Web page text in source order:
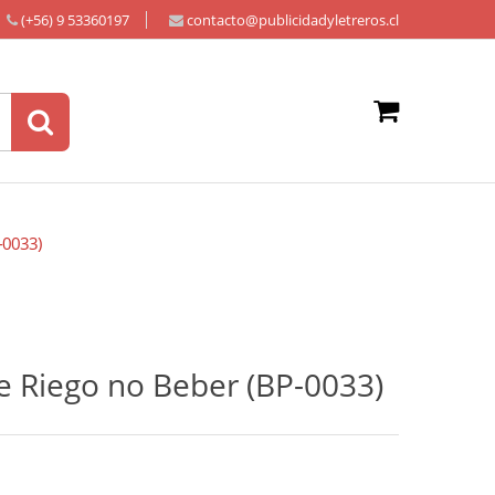
(+56) 9 53360197 contacto@publicidadyletreros.cl
Riego no Beber (BP-0033)